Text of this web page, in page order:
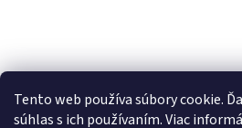
Tento web používa súbory cookie.
súhlas s ich používaním. Viac